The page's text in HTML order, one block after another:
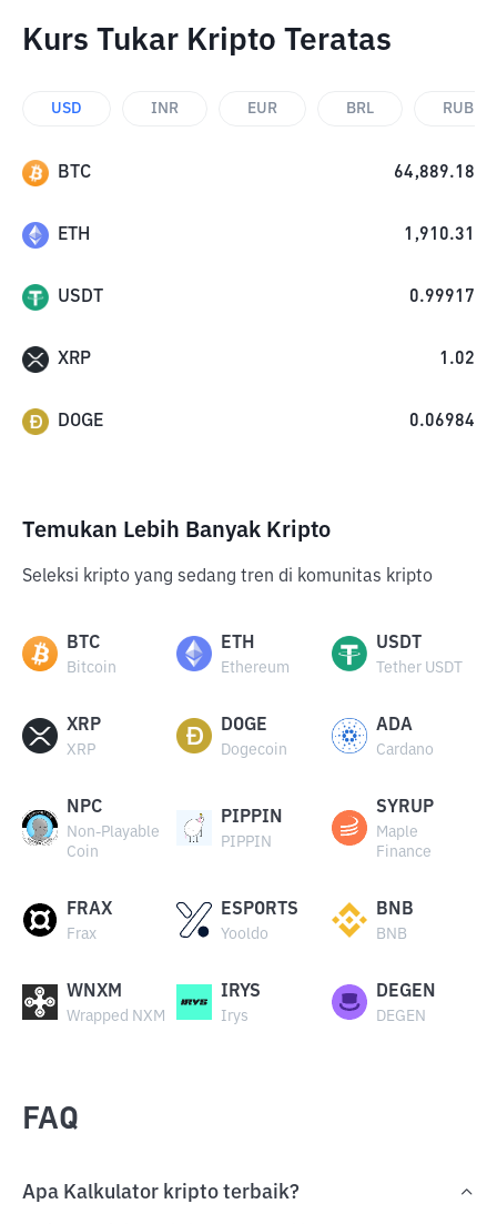
Kurs Tukar Kripto Teratas
USD INR EUR BRL RUB
BTC 64,889.18
ETH 1,910.31
USDT 0.99917
XRP 1.02
DOGE 0.06984
Temukan Lebih Banyak Kripto
Seleksi kripto yang sedang tren di komunitas kripto
BTC
Bitcoin
ETH
Ethereum
USDT
Tether USDT
XRP
XRP
DOGE
Dogecoin
ADA
Cardano
NPC
Non-Playable
Coin
PIPPIN
PIPPIN
SYRUP
Maple
Finance
FRAX
Frax
ESPORTS
Yooldo
BNB
BNB
WNXM
Wrapped NXM
IRYS
Irys
DEGEN
DEGEN
FAQ
Apa Kalkulator kripto terbaik?